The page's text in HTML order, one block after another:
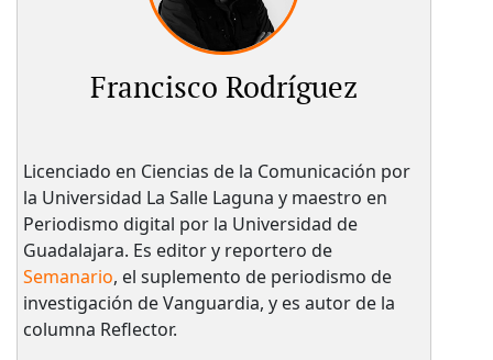
Francisco Rodríguez
Licenciado en Ciencias de la Comunicación por
la Universidad La Salle Laguna y maestro en
Periodismo digital por la Universidad de
Guadalajara. Es editor y reportero de
Semanario, el suplemento de periodismo de
investigación de Vanguardia, y es autor de la
columna Reflector.